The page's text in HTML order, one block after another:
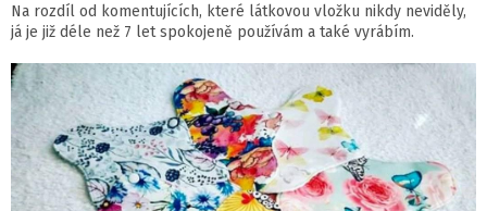
Na rozdíl od komentujících, které látkovou vložku nikdy neviděly,
já je již déle než 7 let spokojeně používám a také vyrábím.